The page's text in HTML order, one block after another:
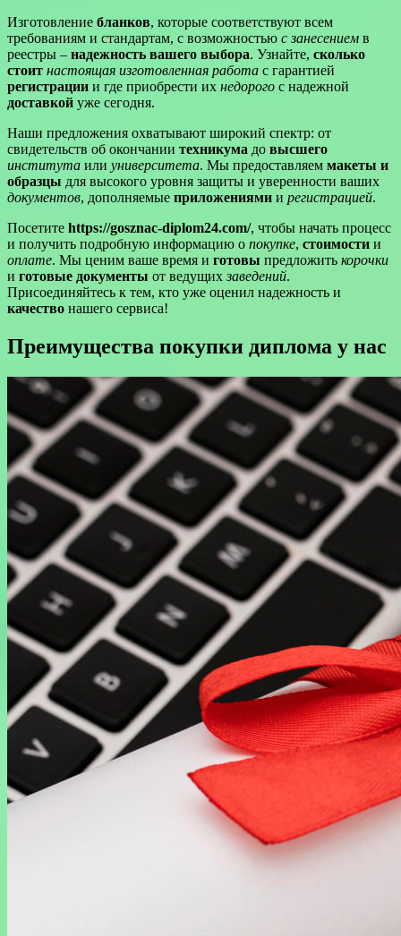
Изготовление бланков, которые соответствуют всем
требованиям и стандартам, с возможностью с занесением в
реестры – надежность вашего выбора. Узнайте, сколько
стоит настоящая изготовленная работа с гарантией
регистрации и где приобрести их недорого с надежной
доставкой уже сегодня.
Наши предложения охватывают широкий спектр: от
свидетельств об окончании техникума до высшего
института или университета. Мы предоставляем макеты и
образцы для высокого уровня защиты и уверенности ваших
документов, дополняемые приложениями и регистрацией.
Посетите https://gosznac-diplom24.com/, чтобы начать процесс
и получить подробную информацию о покупке, стоимости и
оплате. Мы ценим ваше время и готовы предложить корочки
и готовые документы от ведущих заведений.
Присоединяйтесь к тем, кто уже оценил надежность и
качество нашего сервиса!
Преимущества покупки диплома у нас